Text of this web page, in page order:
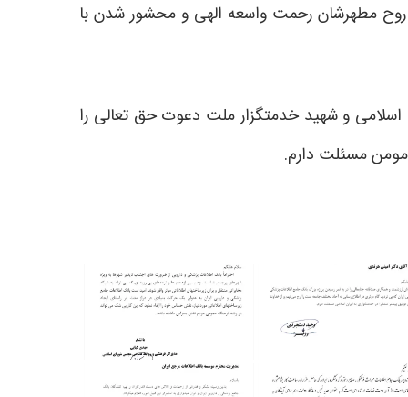
مطهرشان رحمت واسعه الهی و محشور شدن با
اسلامی و شهید خدمتگزار ملت دعوت حق تعالی را
مومن مسئلت دارم.